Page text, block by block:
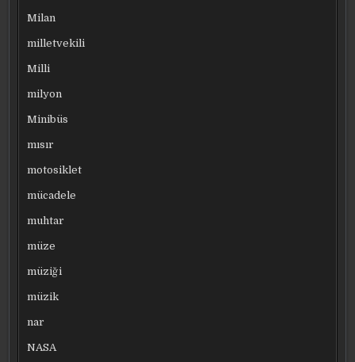
Milan
milletvekili
Milli
milyon
Minibüs
mısır
motosiklet
mücadele
muhtar
müze
müziği
müzik
nar
NASA